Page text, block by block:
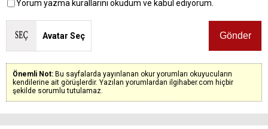
Yorum yazma kurallarını okudum ve kabul ediyorum.
Avatar Seç
Önemli Not: Bu sayfalarda yayınlanan okur yorumları okuyucuların
kendilerine ait görüşlerdir. Yazılan yorumlardan ilgihaber.com hiçbir
şekilde sorumlu tutulamaz.